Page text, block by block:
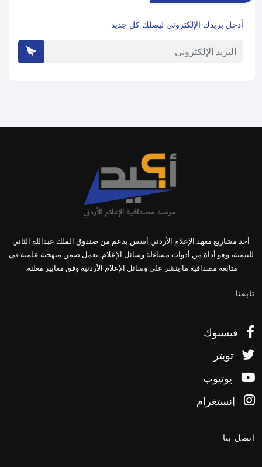
أدخل بريدك الإلكتروني ليصلك كل جديد
أحد مشاريع معهد الإعلام الأردني أسس بدعم من صندوق الملك عبدالله الثاني
للتنمية، وهو أداة من أدوات مساءلة وسائل الإعلام, يعمل ضمن منهجية علمية في
متابعة مصداقية ما ينشر على وسائل الإعلام الأردنية وفق معايير معلنة.
تابعنا
فيسبوك
تويتر
يوتيوب
إنستغرام
اتصل بنا